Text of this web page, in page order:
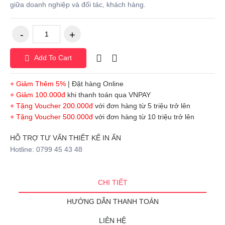
giữa doanh nghiệp và đối tác, khách hàng.
Add To Cart
+ Giảm Thêm 5% | Đặt hàng Online
+ Giảm 100.000đ khi thanh toán qua VNPAY
+ Tặng Voucher 200.000đ với đơn hàng từ 5 triệu trở lên
+ Tặng Voucher 500.000đ với đơn hàng từ 10 triệu trở lên
HỖ TRỢ TƯ VẤN THIẾT KẾ IN ẤN
Hotline: 0799 45 43 48
CHI TIẾT
HƯỚNG DẪN THANH TOÁN
LIÊN HỆ